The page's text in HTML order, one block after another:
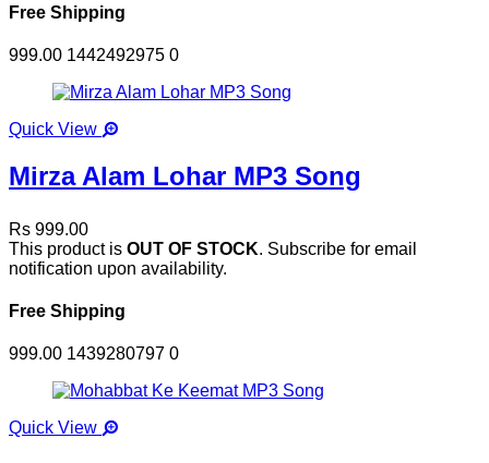
Free Shipping
999.00 1442492975 0
Quick View
Mirza Alam Lohar MP3 Song
Rs 999.00
This product is OUT OF STOCK. Subscribe for email
notification upon availability.
Free Shipping
999.00 1439280797 0
Quick View